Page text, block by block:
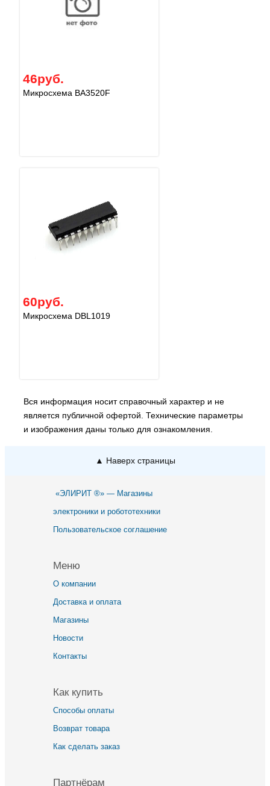
46руб.
Микросхема BA3520F
60руб.
Микросхема DBL1019
Вся информация носит справочный характер и не
является публичной офертой. Технические параметры
и изображения даны только для ознакомления.
▲ Наверх страницы
«ЭЛИРИТ ®» — Магазины
электроники и робототехники
Пользовательское соглашение
Меню
О компании
Доставка и оплата
Магазины
Новости
Контакты
Как купить
Способы оплаты
Возврат товара
Как сделать заказ
Партнёрам